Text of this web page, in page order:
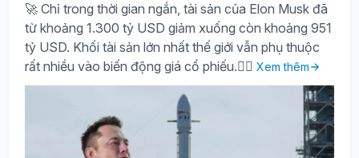
🚀 Chỉ trong thời gian ngắn, tài sản của Elon Musk đã
từ khoảng 1.300 tỷ USD giảm xuống còn khoảng 951
tỷ USD. Khối tài sản lớn nhất thế giới vẫn phụ thuộc
rất nhiều vào biến động giá cổ phiếu.🤷‍♀️ Xem thêm